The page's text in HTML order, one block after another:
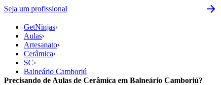
Seja um profissional
GetNinjas›
Aulas›
Artesanato›
Cerâmica›
SC›
Balneário Camboriú
Precisando de Aulas de Cerâmica em Balneário Camboriú?